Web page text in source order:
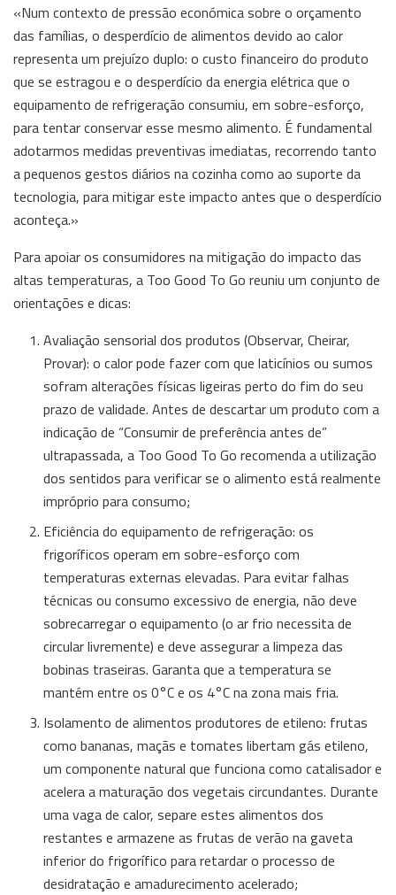
«Num contexto de pressão económica sobre o orçamento
das famílias, o desperdício de alimentos devido ao calor
representa um prejuízo duplo: o custo financeiro do produto
que se estragou e o desperdício da energia elétrica que o
equipamento de refrigeração consumiu, em sobre-esforço,
para tentar conservar esse mesmo alimento. É fundamental
adotarmos medidas preventivas imediatas, recorrendo tanto
a pequenos gestos diários na cozinha como ao suporte da
tecnologia, para mitigar este impacto antes que o desperdício
aconteça.»
Para apoiar os consumidores na mitigação do impacto das
altas temperaturas, a Too Good To Go reuniu um conjunto de
orientações e dicas:
Avaliação sensorial dos produtos (Observar, Cheirar,
Provar): o calor pode fazer com que laticínios ou sumos
sofram alterações físicas ligeiras perto do fim do seu
prazo de validade. Antes de descartar um produto com a
indicação de “Consumir de preferência antes de”
ultrapassada, a Too Good To Go recomenda a utilização
dos sentidos para verificar se o alimento está realmente
impróprio para consumo;
Eficiência do equipamento de refrigeração: os
frigoríficos operam em sobre-esforço com
temperaturas externas elevadas. Para evitar falhas
técnicas ou consumo excessivo de energia, não deve
sobrecarregar o equipamento (o ar frio necessita de
circular livremente) e deve assegurar a limpeza das
bobinas traseiras. Garanta que a temperatura se
mantém entre os 0°C e os 4°C na zona mais fria.
Isolamento de alimentos produtores de etileno: frutas
como bananas, maçãs e tomates libertam gás etileno,
um componente natural que funciona como catalisador e
acelera a maturação dos vegetais circundantes. Durante
uma vaga de calor, separe estes alimentos dos
restantes e armazene as frutas de verão na gaveta
inferior do frigorífico para retardar o processo de
desidratação e amadurecimento acelerado;